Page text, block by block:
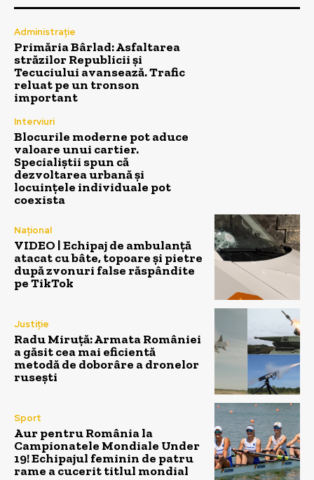
Administrație
Primăria Bârlad: Asfaltarea
străzilor Republicii și
Tecuciului avansează. Trafic
reluat pe un tronson
important
Interviuri
Blocurile moderne pot aduce
valoare unui cartier.
Specialiștii spun că
dezvoltarea urbană și
locuințele individuale pot
coexista
Național
VIDEO | Echipaj de ambulanță
atacat cu bâte, topoare și pietre
după zvonuri false răspândite
pe TikTok
Justiție
Radu Miruță: Armata României
a găsit cea mai eficientă
metodă de doborâre a dronelor
rusești
Sport
Aur pentru România la
Campionatele Mondiale Under
19! Echipajul feminin de patru
rame a cucerit titlul mondial